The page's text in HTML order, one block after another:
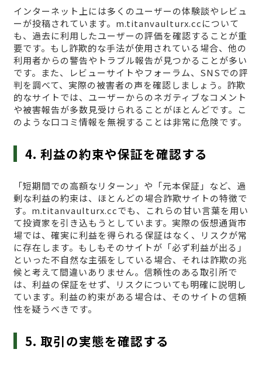
インターネット上には多くのユーザーの体験談やレビュ
ーが投稿されています。m.titanvaulturx.ccについて
も、過去に利用したユーザーの評価を確認することが重
要です。もし詐欺的な手法が使用されている場合、他の
利用者からの警告やトラブル報告が見つかることが多い
です。また、レビューサイトやフォーラム、SNSでの評
判を調べて、実際の被害者の声を確認しましょう。詐欺
的なサイトでは、ユーザーからのネガティブなコメント
や被害報告が多数見受けられることがほとんどです。こ
のような口コミ情報を無視することは非常に危険です。
4. 利益の約束や保証を確認する
「短期間での高額なリターン」や「元本保証」など、過
剰な利益の約束は、ほとんどの場合詐欺サイトの特徴で
す。m.titanvaulturx.ccでも、これらの甘い言葉を用い
て投資家を引き込もうとしています。実際の仮想通貨市
場では、確実に利益を得られる保証はなく、リスクが常
に存在します。もしもそのサイトが「必ず利益が出る」
といった不自然な主張をしている場合、それは詐欺の兆
候と考えて間違いありません。信頼性のある取引所で
は、利益の保証をせず、リスクについても明確に説明し
ています。利益の約束がある場合は、そのサイトの信頼
性を疑うべきです。
5. 取引の実態を確認する